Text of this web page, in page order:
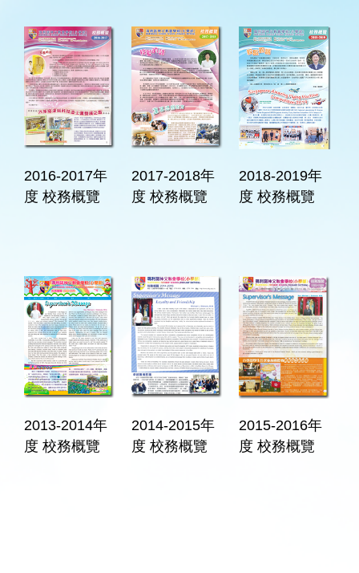
2016-2017年
度 校務概覽
2017-2018年
度 校務概覽
2018-2019年
度 校務概覽
2013-2014年
度 校務概覽
2014-2015年
度 校務概覽
2015-2016年
度 校務概覽